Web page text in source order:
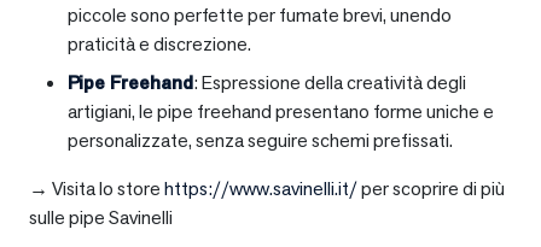
piccole sono perfette per fumate brevi, unendo
praticità e discrezione.
Pipe Freehand: Espressione della creatività degli
artigiani, le pipe freehand presentano forme uniche e
personalizzate, senza seguire schemi prefissati.
→ Visita lo storehttps://www.savinelli.it/per scoprire di più
sulle pipe Savinelli